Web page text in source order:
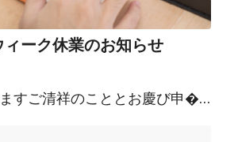
ィーク休業のお知らせ
すご清祥のこととお慶び申�…